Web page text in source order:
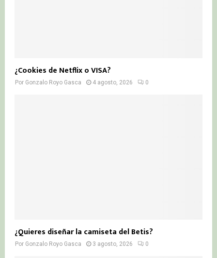
¿Cookies de Netflix o VISA?
Por Gonzalo Royo Gasca 4 agosto, 2026 0
¿Quieres diseñar la camiseta del Betis?
Por Gonzalo Royo Gasca 3 agosto, 2026 0